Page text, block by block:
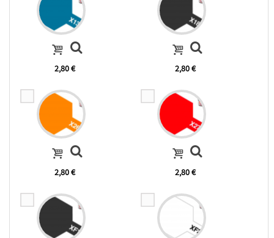
2,80 € 2,80 €
2,80 € 2,80 €